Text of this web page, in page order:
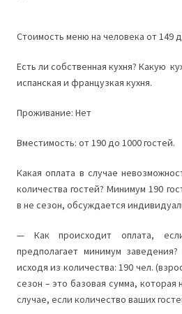
Стоимость меню на человека от 149
Есть ли собственная кухня? Какую
испанская и французкая кухня.
Проживание: Нет
Вместимость: от 190 до 1000 гостей.
Какая оплата в случае
количества гостей? Минимум 190
в не сезон, обсуждается
— Как происходит оплата,
предполагает минимум
исходя из количества: 190 чел.
сезон – это базовая сумма,
случае, если количество ваших